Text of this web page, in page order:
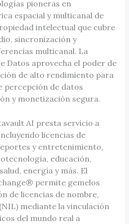
pioneras en
espacial y multicanal de
intelectual que cubre
sincronización y
multicanal. La
Datos aprovecha el poder de
de alto rendimiento para
percepción de datos
y monetización segura.
AI presta servicio a
licencias de
y entretenimiento,
educación,
energía y más. El
permite gemelos
de licencias de nombre,
mediante la vinculación
del mundo real a